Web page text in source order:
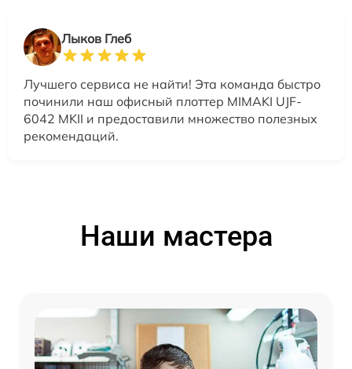
Лыков Глеб
Лучшего сервиса не найти! Эта команда быстро
починили наш офисный плоттер MIMAKI UJF-
6042 MKII и предоставили множество полезных
рекомендаций.
Наши мастера